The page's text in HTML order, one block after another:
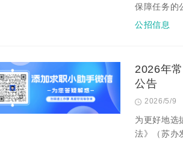
保障任务的
公招信息
2026年
公告
2026/5/9
为更好地选
法》（苏办